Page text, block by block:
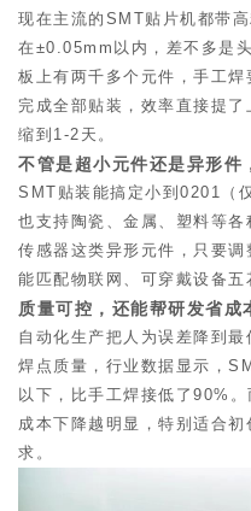
现在主流的SMT贴片机都带
在±0.05mm以内，差不多是
板上有两千多个元件，手工
完成全部贴装，效率直接提
缩到1-2天。
不管是超小元件还是异形件
SMT贴装能搞定小到0201（
也支持陶瓷、金属、塑料等
传感器这类异形元件，只要
能匹配物联网、可穿戴设备五
质量可控，还能帮研发省成
自动化生产把人为误差降到
焊点质量，行业数据显示，
以下，比手工焊接低了90%
成本下降越明显，特别适合
求。